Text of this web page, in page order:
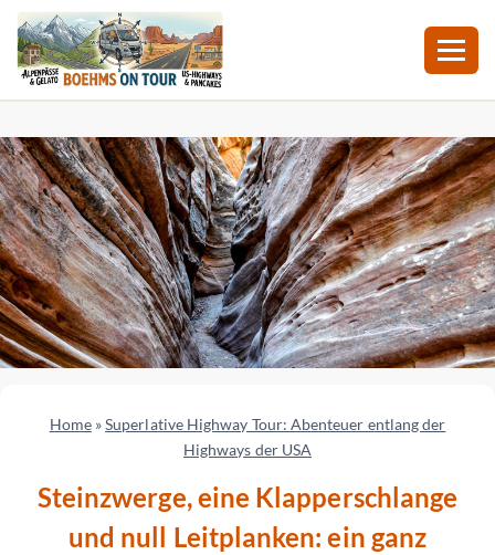
Inhalt
springen
Home»Superlative Highway Tour: Abenteuer entlang der
Highways der USA
Steinzwerge, eine Klapperschlange
und null Leitplanken: ein ganz